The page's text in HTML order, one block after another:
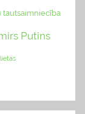
tautsaimniecība
Putins